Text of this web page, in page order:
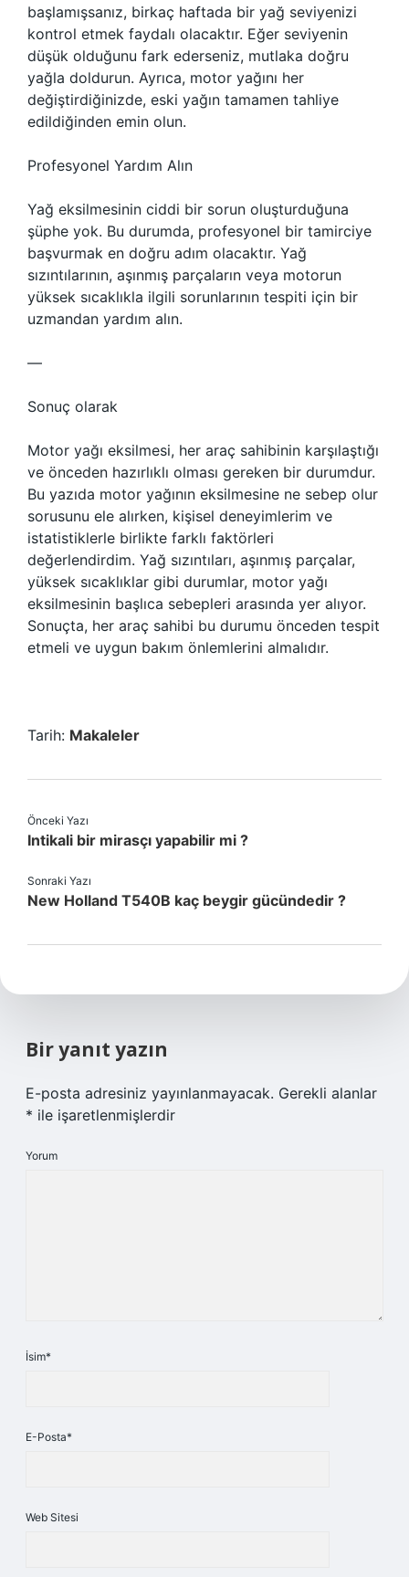
başlamışsanız, birkaç haftada bir yağ seviyenizi
kontrol etmek faydalı olacaktır. Eğer seviyenin
düşük olduğunu fark ederseniz, mutlaka doğru
yağla doldurun. Ayrıca, motor yağını her
değiştirdiğinizde, eski yağın tamamen tahliye
edildiğinden emin olun.
Profesyonel Yardım Alın
Yağ eksilmesinin ciddi bir sorun oluşturduğuna
şüphe yok. Bu durumda, profesyonel bir tamirciye
başvurmak en doğru adım olacaktır. Yağ
sızıntılarının, aşınmış parçaların veya motorun
yüksek sıcaklıkla ilgili sorunlarının tespiti için bir
uzmandan yardım alın.
—
Sonuç olarak
Motor yağı eksilmesi, her araç sahibinin karşılaştığı
ve önceden hazırlıklı olması gereken bir durumdur.
Bu yazıda motor yağının eksilmesine ne sebep olur
sorusunu ele alırken, kişisel deneyimlerim ve
istatistiklerle birlikte farklı faktörleri
değerlendirdim. Yağ sızıntıları, aşınmış parçalar,
yüksek sıcaklıklar gibi durumlar, motor yağı
eksilmesinin başlıca sebepleri arasında yer alıyor.
Sonuçta, her araç sahibi bu durumu önceden tespit
etmeli ve uygun bakım önlemlerini almalıdır.
Tarih: Makaleler
Önceki Yazı
Intikali bir mirasçı yapabilir mi ?
Sonraki Yazı
New Holland T540B kaç beygir gücündedir ?
Bir yanıt yazın
E-posta adresiniz yayınlanmayacak. Gerekli alanlar
* ile işaretlenmişlerdir
Yorum
İsim*
E-Posta*
Web Sitesi